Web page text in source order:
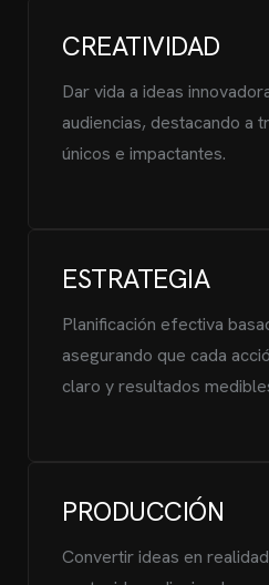
CREATIVIDAD
Dar vida a ideas
audiencias, destacando a
únicos e impactantes.
ESTRATEGIA
Planificación efectiva
asegurando que cada
claro y resultados
PRODUCCIÓN
Convertir ideas en